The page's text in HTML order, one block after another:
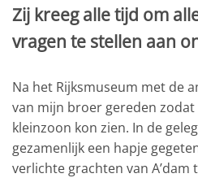
Zij kreeg alle tijd om
vragen te stellen aan
Na het Rijksmuseum met de
van mijn broer gereden
kleinzoon kon zien. In de
gezamenlijk een hapje
verlichte grachten van